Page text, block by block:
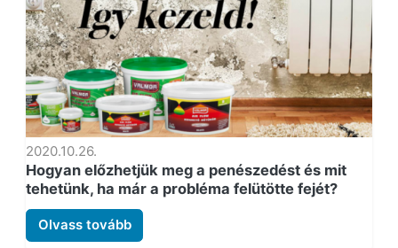
2020.10.26.
Hogyan előzhetjük meg a penészedést és mit
tehetünk, ha már a probléma felütötte fejét?
Olvass tovább